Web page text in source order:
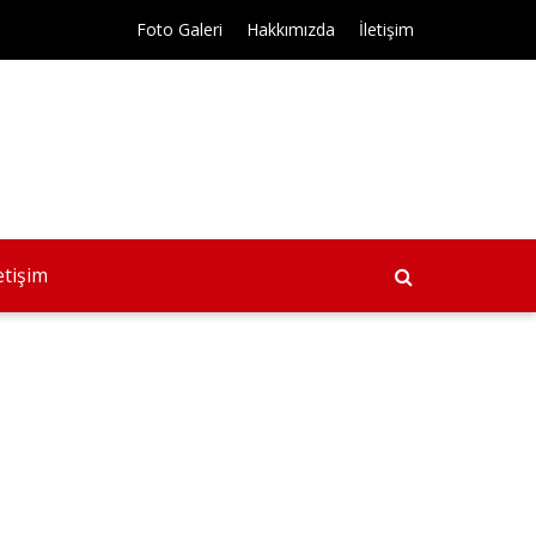
Foto Galeri Hakkımızda İletişim